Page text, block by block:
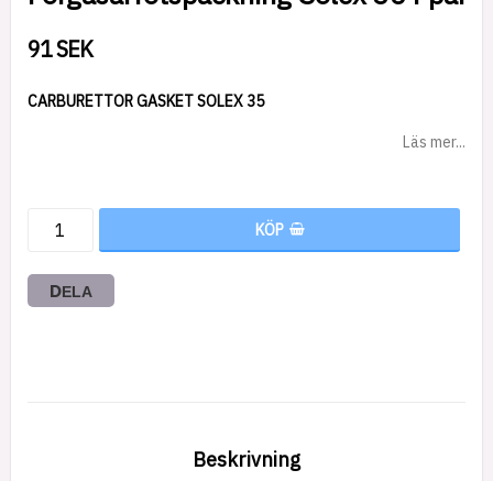
91 SEK
CARBURETTOR GASKET SOLEX 35
Läs mer...
KÖP
DELA
Beskrivning